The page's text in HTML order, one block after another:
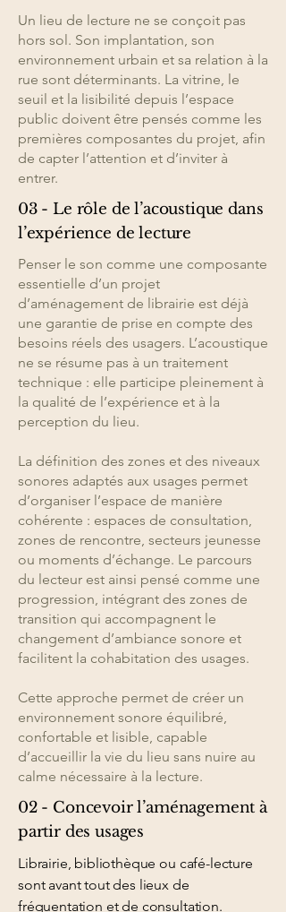
Un lieu de lecture ne se conçoit pas
hors sol. Son implantation, son
environnement urbain et sa relation à la
rue sont déterminants. La vitrine, le
seuil et la lisibilité depuis l’espace
public doivent être pensés comme les
premières composantes du projet, afin
de capter l’attention et d’inviter à
entrer.
03 - Le rôle de l’acoustique dans
l’expérience de lecture
Penser le son comme une composante
essentielle d’un projet
d’aménagement de librairie est déjà
une garantie de prise en compte des
besoins réels des usagers. L’acoustique
ne se résume pas à un traitement
technique : elle participe pleinement à
la qualité de l’expérience et à la
perception du lieu.
La définition des zones et des niveaux
sonores adaptés aux usages permet
d’organiser l’espace de manière
cohérente : espaces de consultation,
zones de rencontre, secteurs jeunesse
ou moments d’échange. Le parcours
du lecteur est ainsi pensé comme une
progression, intégrant des zones de
transition qui accompagnent le
changement d’ambiance sonore et
facilitent la cohabitation des usages.
Cette approche permet de créer un
environnement sonore équilibré,
confortable et lisible, capable
d’accueillir la vie du lieu sans nuire au
calme nécessaire à la lecture.
02 - Concevoir l’aménagement à
partir des usages
Librairie, bibliothèque ou café-lecture
sont avant tout des lieux de
fréquentation et de consultation.